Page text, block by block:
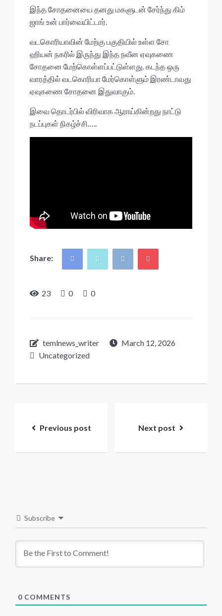
இந்த சோதனையை தனது மகளுடன் சேர்ந்து கிம்
ஜாங் உன் பார்வையிட்டார்.
வடகொரியாவின் மேற்கு பகுதியில் உள்ள சோ
ஹியன் நகரில் இருந்து இந்த நவீன ஏவுகணை
சோதனை மேற்கொள்ளப்பட்டுள்ளது. கடந்த ஒரு
வாரத்தில் வடகொரியா மேர்கொள்ளும் இரண்டாவது
ஏவுகணை சோதனை இதுவாகும்.
இவை தொடர்பில் விரிவாக ஆராய்கின்றது நாட்டு
நடப்புகள் நிகழ்ச்சி…..
Share:
23 0 0
temlnews_writer
March 12, 2026
Uncategorized
navigation
Previous post Next post
Subscribe
0 COMMENTS